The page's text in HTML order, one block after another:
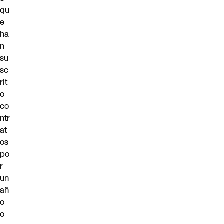
qu
e
ha
n
su
sc
rit
o
co
ntr
at
os
po
r
un
añ
o
o